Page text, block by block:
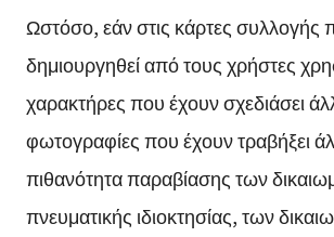
Ωστόσο, εάν στις κάρτες συλλογής
δημιουργηθεί από τους χρήστες
χαρακτήρες που έχουν σχεδιάσει
φωτογραφίες που έχουν τραβήξει
πιθανότητα παραβίασης των
πνευματικής ιδιοκτησίας, των